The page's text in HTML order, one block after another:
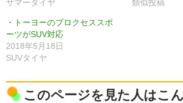
サマータイヤ
類似投稿
・トーヨーのプロクセススポ
ーツがSUV対応
2018年5月18日
SUVタイヤ
このページを見た人はこ